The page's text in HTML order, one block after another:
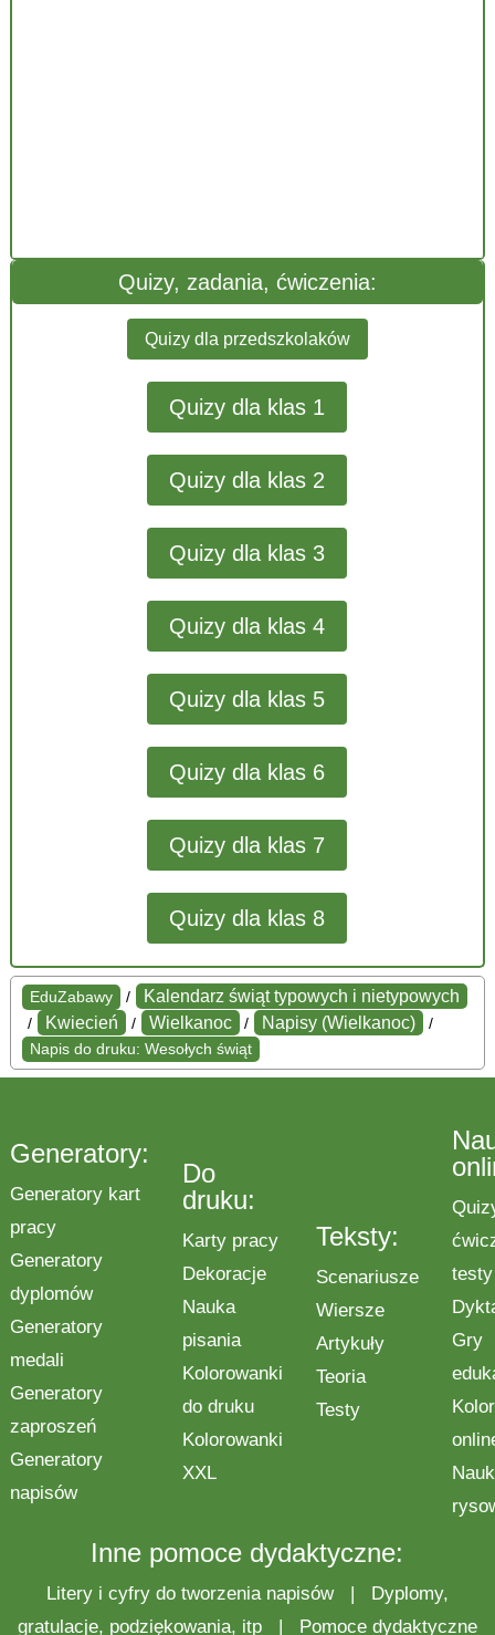
Quizy, zadania, ćwiczenia:
Quizy dla przedszkolaków
Quizy dla klas 1
Quizy dla klas 2
Quizy dla klas 3
Quizy dla klas 4
Quizy dla klas 5
Quizy dla klas 6
Quizy dla klas 7
Quizy dla klas 8
EduZabawy / Kalendarz świąt typowych i nietypowych
/ Kwiecień / Wielkanoc / Napisy (Wielkanoc)
/
Napis do druku: Wesołych świąt
Generatory:
Generatory kart
pracy
Generatory
dyplomów
Generatory
medali
Generatory
zaproszeń
Generatory
napisów
Do
druku:
Karty pracy
Dekoracje
Nauka
pisania
Kolorowanki
do druku
Kolorowanki
XXL
Teksty:
Scenariusze
Wiersze
Artykuły
Teoria
Testy
testy
Gry
Inne pomoce dydaktyczne:
Litery i cyfry do tworzenia napisów| Dyplomy,
gratulacje, podziękowania, itp| Pomoce dydaktyczne